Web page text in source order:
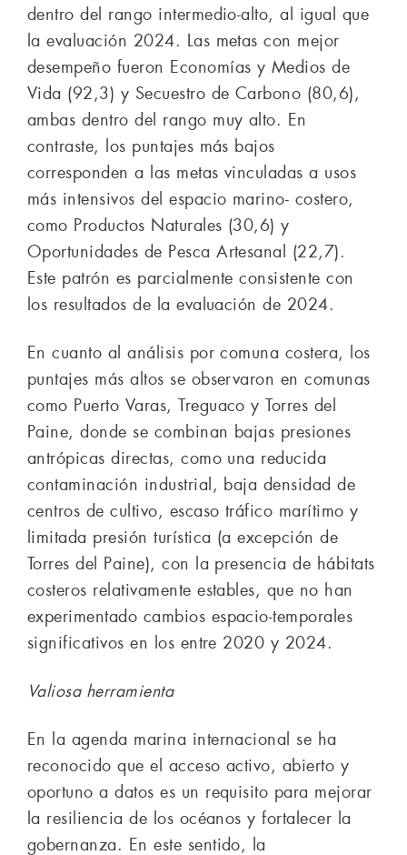
dentro del rango intermedio-alto, al igual que
la evaluación 2024. Las metas con mejor
desempeño fueron Economías y Medios de
Vida (92,3) y Secuestro de Carbono (80,6),
ambas dentro del rango muy alto. En
contraste, los puntajes más bajos
corresponden a las metas vinculadas a usos
más intensivos del espacio marino- costero,
como Productos Naturales (30,6) y
Oportunidades de Pesca Artesanal (22,7).
Este patrón es parcialmente consistente con
los resultados de la evaluación de 2024.
En cuanto al análisis por comuna costera, los
puntajes más altos se observaron en comunas
como Puerto Varas, Treguaco y Torres del
Paine, donde se combinan bajas presiones
antrópicas directas, como una reducida
contaminación industrial, baja densidad de
centros de cultivo, escaso tráfico marítimo y
limitada presión turística (a excepción de
Torres del Paine), con la presencia de hábitats
costeros relativamente estables, que no han
experimentado cambios espacio-temporales
significativos en los entre 2020 y 2024.
Valiosa herramienta
En la agenda marina internacional se ha
reconocido que el acceso activo, abierto y
oportuno a datos es un requisito para mejorar
la resiliencia de los océanos y fortalecer la
gobernanza. En este sentido, la